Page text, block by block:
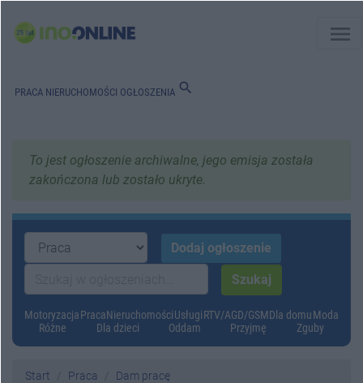
menu
PRACA NIERUCHOMOŚCI OGŁOSZENIA search
To jest ogłoszenie archiwalne, jego emisja została
zakończona lub zostało ukryte.
MotoryzacjaPracaNieruchomościUsługiRTV/AGD/GSMDla domuModa
Różne
Dla dzieci Oddam Przyjmę Zguby
Start Praca Dam pracę